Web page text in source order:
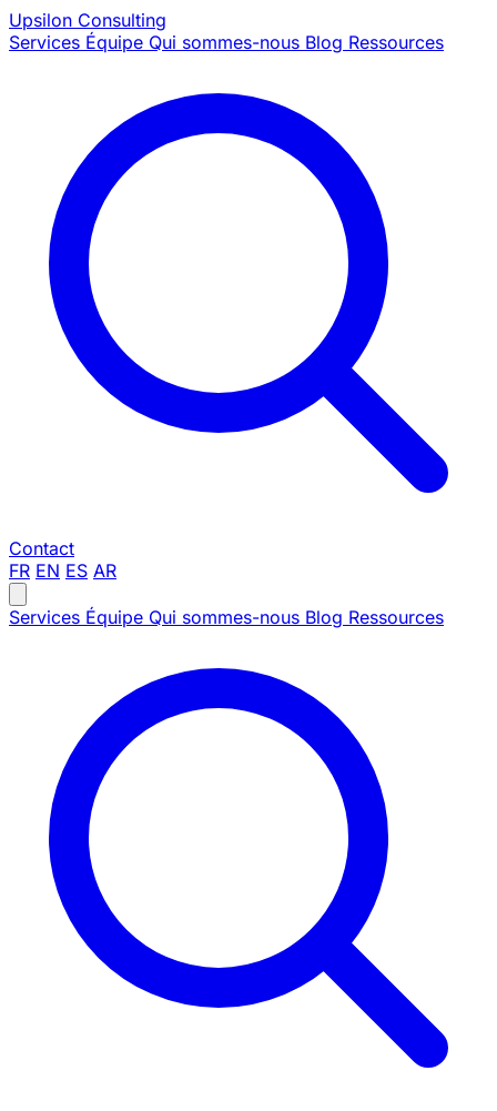
Upsilon Consulting
Services Équipe Qui sommes-nous Blog Ressources
Contact
FR EN ES AR
Services Équipe Qui sommes-nous Blog Ressources